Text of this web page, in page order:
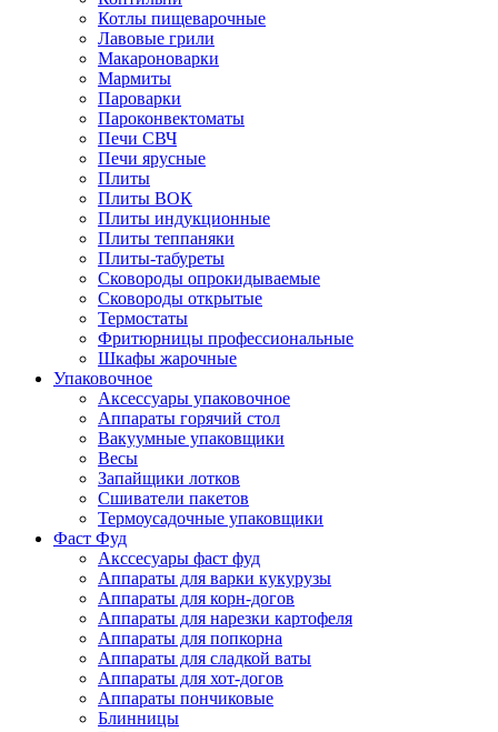
Котлы пищеварочные
Лавовые грили
Макароноварки
Мармиты
Пароварки
Пароконвектоматы
Печи СВЧ
Печи ярусные
Плиты
Плиты ВОК
Плиты индукционные
Плиты теппаняки
Плиты-табуреты
Сковороды опрокидываемые
Сковороды открытые
Термостаты
Фритюрницы профессиональные
Шкафы жарочные
Упаковочное
Аксессуары упаковочное
Аппараты горячий стол
Вакуумные упаковщики
Весы
Запайщики лотков
Сшиватели пакетов
Термоусадочные упаковщики
Фаст Фуд
Акссесуары фаст фуд
Аппараты для варки кукурузы
Аппараты для корн-догов
Аппараты для нарезки картофеля
Аппараты для попкорна
Аппараты для сладкой ваты
Аппараты для хот-догов
Аппараты пончиковые
Блинницы